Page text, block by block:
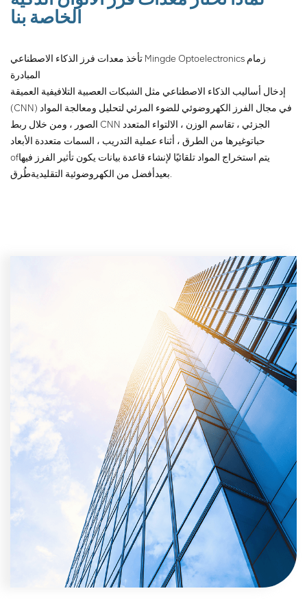
تشغيل الزر الواحد أكثر ملاءمة ،
كما أنه يقلل من متطلبات
الخاصة بنا
تأخذ معدات فرز الذكاء الاصطناعي Mingde Optoelectronics زمام
المبادرة
إدخال أساليب الذكاء الاصطناعي مثل الشبكات العصبية التلافيفية العميقة
(CNN) في مجال الفرز الكهروضوئي للضوء المرئي لتحليل ومعالجة المواد
الصور ، ومن خلال ربط CNN الجزئي ، تقاسم الوزن ، الالتواء المتعدد
حباتوغيرها من الطرق ، أثناء عملية التدريب ، السمات متعددة الأبعاد
ofيتم استخراج المواد تلقائيًا لإنشاء قاعدة بيانات يكون تأثير الفرز فيها
بعيدأفضل من الكهروضوئية التقليدية طُرق.